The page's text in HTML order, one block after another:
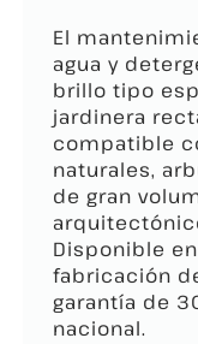
El
agua y
brillo tipo
jardinera
compatible
naturales,
de gran
Disponible
fabricación
garantía de
nacional.